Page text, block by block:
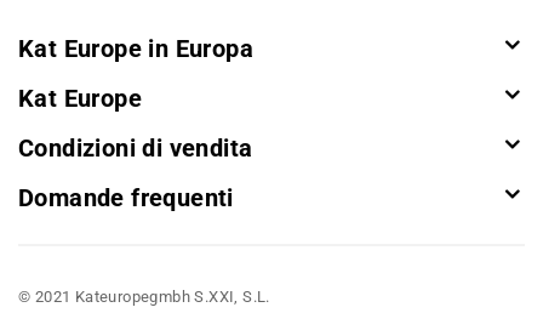
Kat Europe in Europa
Kat Europe
Condizioni di vendita
Domande frequenti
© 2021 Kateuropegmbh S.XXI, S.L.